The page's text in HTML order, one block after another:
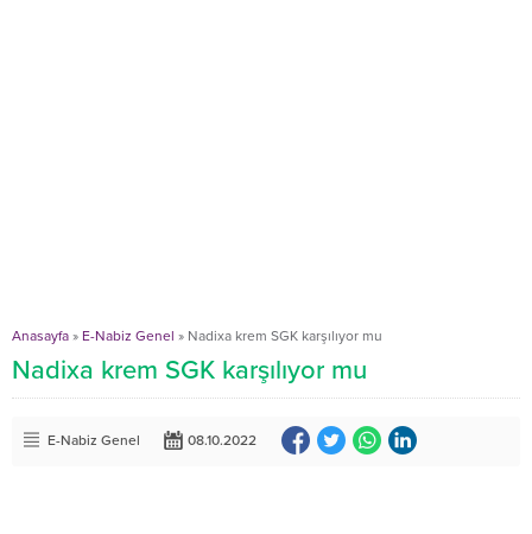
Anasayfa » E-Nabiz Genel » Nadixa krem SGK karşılıyor mu
Nadixa krem SGK karşılıyor mu
E-Nabiz Genel 08.10.2022